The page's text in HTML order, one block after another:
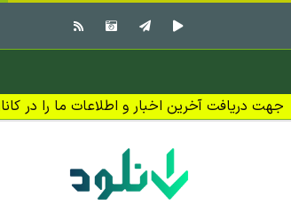
جهت دریافت آخرین اخبار و اطلاعات ما را در